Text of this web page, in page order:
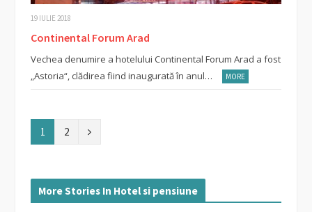
19 IULIE 2018
Continental Forum Arad
Vechea denumire a hotelului Continental Forum Arad a fost
„Astoria“, clădirea fiind inaugurată în anul…
MORE
1 2
N
x
t
More Stories In Hotel si pensiune